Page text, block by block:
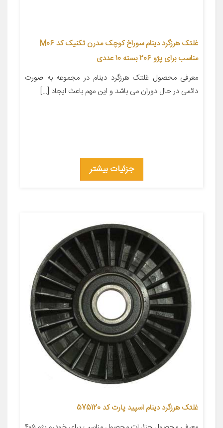
غلتک هرزگرد دینام سوراخ کوچک مدرن تکنیک کد M06
مناسب برای پژو 206 بسته 10 عددی
معرفی محصول غلتک هرزگرد دینام در مجموعه به صورت
دائمی در حال دوران می باشد و این مهم باعث ایجاد […]
جزئیات بیشتر
غلتک هرزگرد دینام اسپید پارت کد 575120